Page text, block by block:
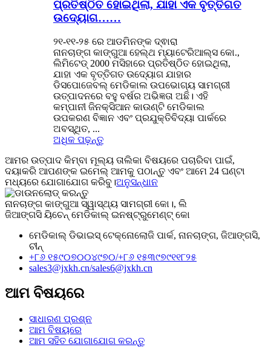
ପ୍ରତିଷ୍ଠିତ ହୋଇଥିଲା, ଯାହା ଏକ ବୃତ୍ତିଗତ
ଉଦ୍ୟୋଗ……
୨୧-୧୧-୨୫ ରେ ଆଡମିନଙ୍କ ଦ୍ଵାରା
ନାନଚାଙ୍ଗ କାଙ୍ଗୁଆ ହେଲ୍ଥ ମ୍ୟାଟେରିଆଲ୍ସ କୋ.,
ଲିମିଟେଡ୍ 2000 ମସିହାରେ ପ୍ରତିଷ୍ଠିତ ହୋଇଥିଲା,
ଯାହା ଏକ ବୃତ୍ତିଗତ ଉଦ୍ୟୋଗ ଯାହାର
ଡିସପୋଜେବଲ୍ ମେଡିକାଲ ଉପଭୋଗ୍ୟ ସାମଗ୍ରୀ
ଉତ୍ପାଦନରେ ବହୁ ବର୍ଷର ଅଭିଜ୍ଞତା ଅଛି। ଏହି
କମ୍ପାନୀ ଜିନକ୍ସିଆନ କାଉଣ୍ଟି ମେଡିକାଲ
ଉପକରଣ ବିଜ୍ଞାନ ଏବଂ ପ୍ରଯୁକ୍ତିବିଦ୍ୟା ପାର୍କରେ
ଅବସ୍ଥିତ, ...
ଅଧିକ ପଢ଼ନ୍ତୁ
ଆମର ଉତ୍ପାଦ କିମ୍ବା ମୂଲ୍ୟ ତାଲିକା ବିଷୟରେ ପଚାରିବା ପାଇଁ,
ଦୟାକରି ଆପଣଙ୍କ ଇମେଲ୍ ଆମକୁ ପଠାନ୍ତୁ ଏବଂ ଆମେ 24 ଘଣ୍ଟା
ମଧ୍ୟରେ ଯୋଗାଯୋଗ କରିବୁ।ଅନୁସନ୍ଧାନ
ନାନଚାଙ୍ଗ କାଙ୍ଗୁଆ ସ୍ୱାସ୍ଥ୍ୟ ସାମଗ୍ରୀ କୋ।, ଲି
ଜିଆଙ୍ଗସି ୟିଚେନ୍ ମେଡିକାଲ୍ ଇନଷ୍ଟ୍ରୁମେଣ୍ଟ୍ କୋ
ମେଡିକାଲ୍ ଡିଭାଇସ୍ ଟେକ୍ନୋଲୋଜି ପାର୍କ, ନାନଚାଙ୍ଗ, ଜିଆଙ୍ଗସି,
ଚୀନ୍
+୮୬ ୧୫୯୦୭୦୦୪୯୭୦/+୮୬ ୧୫୩୯୭୯୧୧୮୨୫
sales3@jxkh.cn/sales6@jxkh.cn
ଆମ ବିଷୟରେ
ସାଧାରଣ ପ୍ରଶ୍ନ
ଆମ ବିଷୟରେ
ଆମ ସହିତ ଯୋଗାଯୋଗ କରନ୍ତୁ